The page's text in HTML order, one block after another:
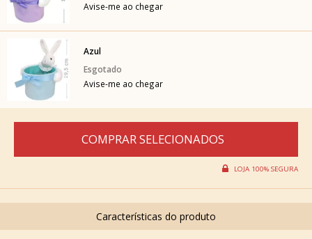
Avise-me ao chegar
Azul
Avise-me ao chegar